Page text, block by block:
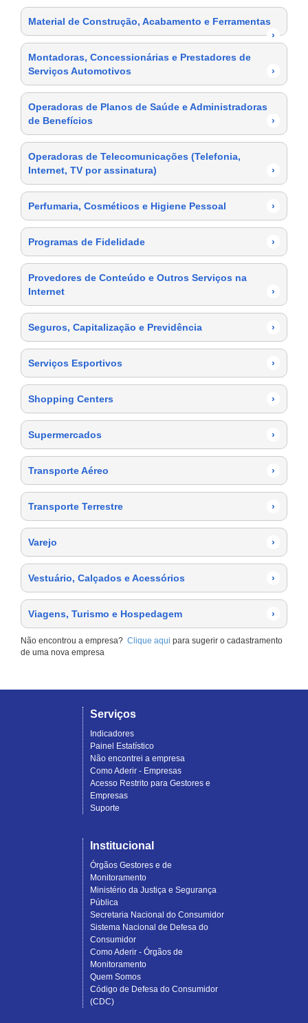
Material de Construção, Acabamento e Ferramentas
›
Montadoras, Concessionárias e Prestadores de
Serviços Automotivos
›
Operadoras de Planos de Saúde e Administradoras
de Benefícios
›
Operadoras de Telecomunicações (Telefonia,
Internet, TV por assinatura)
›
Perfumaria, Cosméticos e Higiene Pessoal ›
Programas de Fidelidade ›
Provedores de Conteúdo e Outros Serviços na
Internet
›
Seguros, Capitalização e Previdência ›
Serviços Esportivos ›
Shopping Centers ›
Supermercados ›
Transporte Aéreo ›
Transporte Terrestre ›
Varejo ›
Vestuário, Calçados e Acessórios ›
Viagens, Turismo e Hospedagem ›
Não encontrou a empresa? Clique aqui para sugerir o cadastramento
de uma nova empresa
Serviços
Indicadores
Painel Estatístico
Não encontrei a empresa
Como Aderir - Empresas
Acesso Restrito para Gestores e
Empresas
Suporte
Institucional
Órgãos Gestores e de
Monitoramento
Ministério da Justiça e Segurança
Pública
Secretaria Nacional do Consumidor
Sistema Nacional de Defesa do
Consumidor
Como Aderir - Órgãos de
Monitoramento
Quem Somos
Código de Defesa do Consumidor
(CDC)